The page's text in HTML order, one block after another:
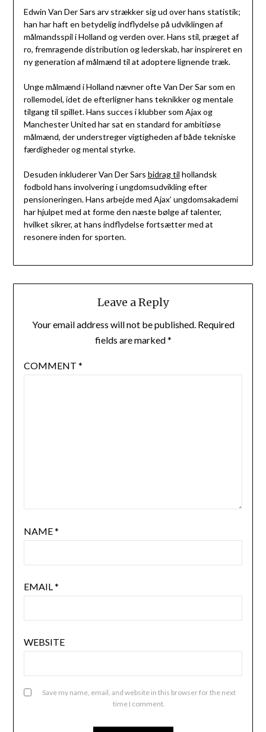
Edwin Van Der Sars arv strækker sig ud over hans statistik;
han har haft en betydelig indflydelse på udviklingen af
målmandsspil i Holland og verden over. Hans stil, præget af
ro, fremragende distribution og lederskab, har inspireret en
ny generation af målmænd til at adoptere lignende træk.
Unge målmænd i Holland nævner ofte Van Der Sar som en
rollemodel, idet de efterligner hans teknikker og mentale
tilgang til spillet. Hans succes i klubber som Ajax og
Manchester United har sat en standard for ambitiøse
målmænd, der understreger vigtigheden af både tekniske
færdigheder og mental styrke.
Desuden inkluderer Van Der Sars bidrag til hollandsk
fodbold hans involvering i ungdomsudvikling efter
pensioneringen. Hans arbejde med Ajax’ ungdomsakademi
har hjulpet med at forme den næste bølge af talenter,
hvilket sikrer, at hans indflydelse fortsætter med at
resonere inden for sporten.
Leave a Reply
Your email address will not be published. Required
fields are marked*
COMMENT *
NAME*
EMAIL*
WEBSITE
Save my name, email, and website in this browser for the next
time I comment.